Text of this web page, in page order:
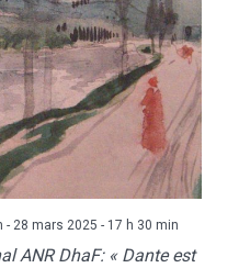
- 28 mars 2025 - 17 h 30 min
ANR DhaF: « Dante est